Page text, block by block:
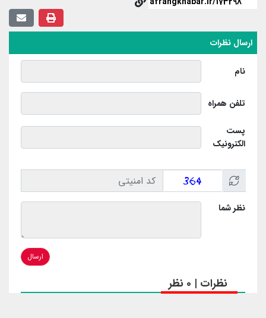
ارسال نظرات
نام
تلفن همراه
پست
الکترونیک
نظر شما
ارسال
نظرات | 0 نظر